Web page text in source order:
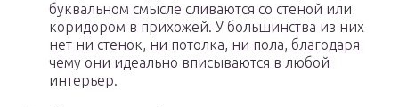
буквальном смысле сливаются со стеной или
коридором в прихожей. У большинства из них
нет ни стенок, ни потолка, ни пола, благодаря
чему они идеально вписываются в любой
интерьер.